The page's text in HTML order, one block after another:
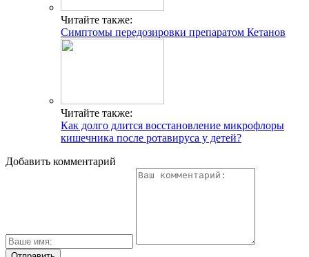
Читайте также:
Симптомы передозировки препаратом Кетанов
Читайте также:
Как долго длится восстановление микрофлоры
кишечника после ротавируса у детей?
Добавить комментарий